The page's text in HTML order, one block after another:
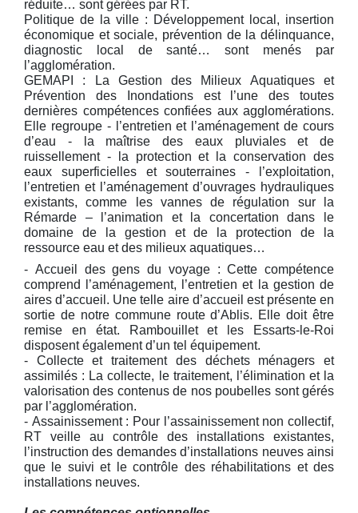
réduite… sont gérées par RT.
Politique de la ville : Développement local, insertion
économique et sociale, prévention de la délinquance,
diagnostic local de santé… sont menés par
l’agglomération.
GEMAPI : La Gestion des Milieux Aquatiques et
Prévention des Inondations est l’une des toutes
dernières compétences confiées aux agglomérations.
Elle regroupe - l’entretien et l’aménagement de cours
d’eau - la maîtrise des eaux pluviales et de
ruissellement - la protection et la conservation des
eaux superficielles et souterraines - l’exploitation,
l’entretien et l’aménagement d’ouvrages hydrauliques
existants, comme les vannes de régulation sur la
Rémarde – l’animation et la concertation dans le
domaine de la gestion et de la protection de la
ressource eau et des milieux aquatiques…
- Accueil des gens du voyage : Cette compétence
comprend l’aménagement, l’entretien et la gestion de
aires d’accueil. Une telle aire d’accueil est présente en
sortie de notre commune route d’Ablis. Elle doit être
remise en état. Rambouillet et les Essarts-le-Roi
disposent également d’un tel équipement.
- Collecte et traitement des déchets ménagers et
assimilés : La collecte, le traitement, l’élimination et la
valorisation des contenus de nos poubelles sont gérés
par l’agglomération.
- Assainissement : Pour l’assainissement non collectif,
RT veille au contrôle des installations existantes,
l’instruction des demandes d’installations neuves ainsi
que le suivi et le contrôle des réhabilitations et des
installations neuves.